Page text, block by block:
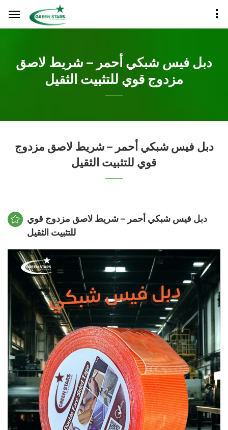
دبل فيس شبكي أحمر – شريط لاصق
مزدوج قوي للتثبيت الثقيل
دبل فيس شبكي أحمر – شريط لاصق مزدوج
قوي للتثبيت الثقيل
دبل فيس شبكي أحمر – شريط لاصق مزدوج قوي
للتثبيت الثقيل